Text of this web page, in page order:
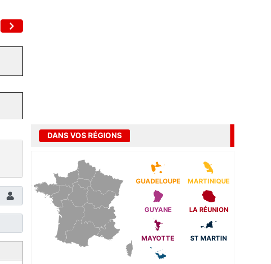
DANS VOS RÉGIONS
GUADELOUPE MARTINIQUE
GUYANE LA RÉUNION
MAYOTTE ST MARTIN